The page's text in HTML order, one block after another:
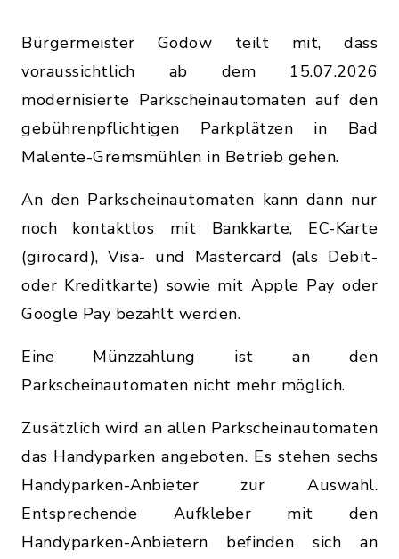
Bürgermeister Godow teilt mit, dass
voraussichtlich ab dem 15.07.2026
modernisierte Parkscheinautomaten auf den
gebührenpflichtigen Parkplätzen in Bad
Malente-Gremsmühlen in Betrieb gehen.
An den Parkscheinautomaten kann dann nur
noch kontaktlos mit Bankkarte, EC-Karte
(girocard), Visa- und Mastercard (als Debit-
oder Kreditkarte) sowie mit Apple Pay oder
Google Pay bezahlt werden.
Eine Münzzahlung ist an den
Parkscheinautomaten nicht mehr möglich.
Zusätzlich wird an allen Parkscheinautomaten
das Handyparken angeboten. Es stehen sechs
Handyparken-Anbieter zur Auswahl.
Entsprechende Aufkleber mit den
Handyparken-Anbietern befinden sich an